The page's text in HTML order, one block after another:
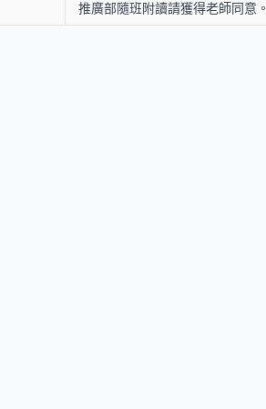
推廣部隨班附讀請獲得老師同意。